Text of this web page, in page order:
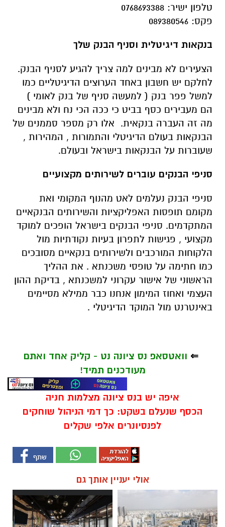
טלפון ישיר: 0768693388
פקס: 089380546
בנקאות דיגיטלית וסניף הבנק שלך
הצעירים לא מבינים למה צריך להגיע לסניף הבנק.
לחלקם יש חשבון באחד הערוצים הדיגיטליים כמו
למשל פפר בנק ( למעשה סניף של בנק לאומי )
הם מעבירים כסף בביט כי ככה הכי נח ולא מבינים
מה זה העברה בנקאית. אלו רק מספר סממנים של
הבנקאות בעולם הדיגיטלי והתמורות , המהירות ,
שעוברות על הבנקאות בישראל ובעולם.
סניפי הבנקים עוברים לשירותים מקצועיים
סניפי הבנק נעלמים לאט מהנוף המקומי ואת
מקומם תופסות האפליקציות והשירותים הבנקאיים
המתקדמים. סניפי הבנקים בישראל הופכים למוקד
מקצועי , פגישות לתפרון בעיות נקודתיות מול
הלקוחות המורכבים ולשירותים בנקאיים מסובכים
כמו חתימה על טופסי משכנתא . את ההליך
הראשוני של אישור עקרוני למשכנתא , בדיקת ההון
העצמי ואחוז המימון אנחנו כבר ממילא מסיימים
באינטרנט מול המוקד הדיגיטלי .
⇐ וואטסאפ נס ציונה נט - קליק אחד ואתם
מעודכנים תמיד!
איפה יש בנס ציונה מצלמות חניה
הכסף שנעלם בשקט: כך דמי הניהול שוחקים
לפנסיונרים אלפי שקלים
אולי יעניין אותך גם